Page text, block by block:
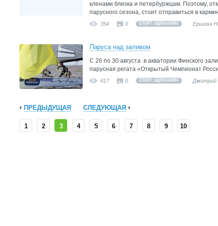
кленами близка и петербуржцам. Поэтому,
парусного сезона, стоит отправиться в
354 0 СПОРТ: АДРЕНАЛИН Ершова
Паруса над заливом
С 26 по 30 августа в акватории Финского
парусная регата «Открытый Чемпионат
417 0 СПОРТ: АДРЕНАЛИН Дмитрий
ПРЕДЫДУЩАЯ СЛЕДУЮЩАЯ
1 2 3 4 5 6 7 8 9 10